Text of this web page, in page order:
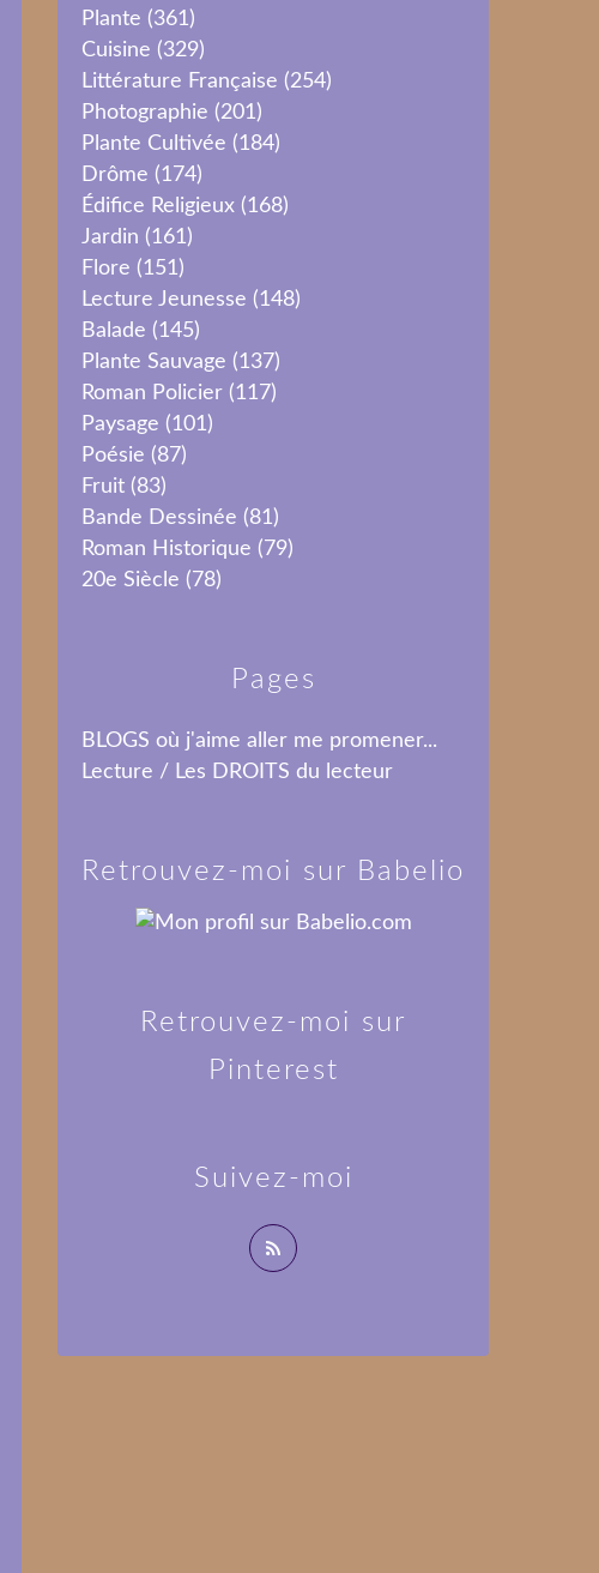
Plante (361)
Cuisine (329)
Littérature Française (254)
Photographie (201)
Plante Cultivée (184)
Drôme (174)
Édifice Religieux (168)
Jardin (161)
Flore (151)
Lecture Jeunesse (148)
Balade (145)
Plante Sauvage (137)
Roman Policier (117)
Paysage (101)
Poésie (87)
Fruit (83)
Bande Dessinée (81)
Roman Historique (79)
20e Siècle (78)
Pages
BLOGS où j'aime aller me promener...
Lecture / Les DROITS du lecteur
Suivez-moi
Retrouvez-moi sur Babelio
Retrouvez-moi sur
Pinterest